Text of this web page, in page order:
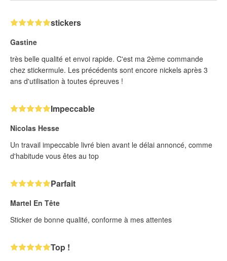
stickers
Gastine
très belle qualité et envoi rapide. C'est ma 2ème commande
chez stickermule. Les précédents sont encore nickels après 3
ans d'utilisation à toutes épreuves !
Impeccable
Nicolas Hesse
Un travail impeccable livré bien avant le délai annoncé, comme
d'habitude vous êtes au top
Parfait
Martel En Tête
Sticker de bonne qualité, conforme à mes attentes
Top !